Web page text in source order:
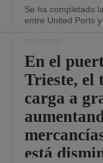
Se ha completado
entre United Ports
En el
Trieste, el
carga a
está